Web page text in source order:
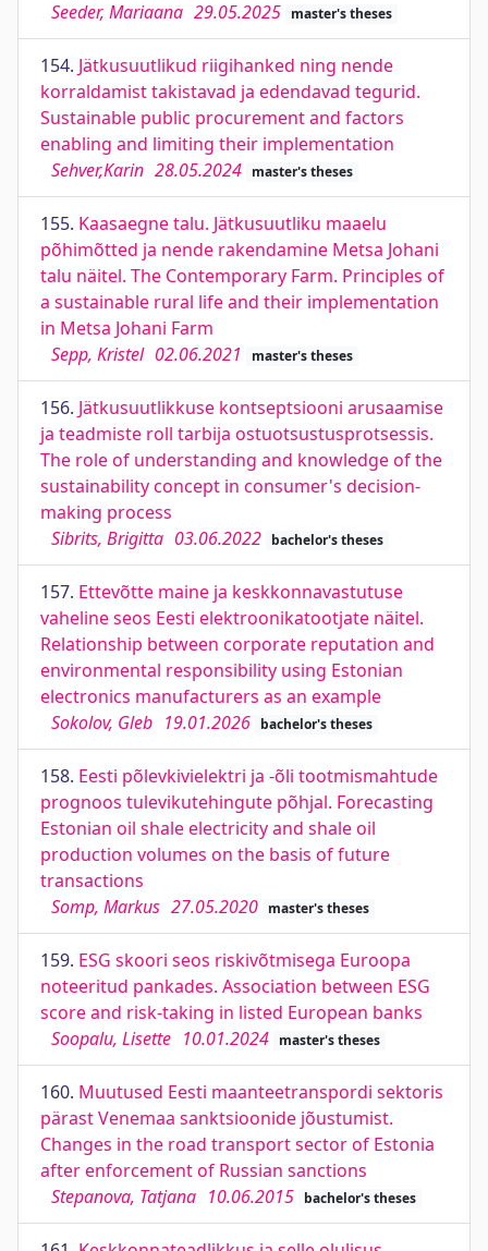
Seeder, Mariaana 29.05.2025 master's theses
154. Jätkusuutlikud riigihanked ning nende
korraldamist takistavad ja edendavad tegurid.
Sustainable public procurement and factors
enabling and limiting their implementation
Sehver,Karin 28.05.2024 master's theses
155. Kaasaegne talu. Jätkusuutliku maaelu
põhimõtted ja nende rakendamine Metsa Johani
talu näitel. The Contemporary Farm. Principles of
a sustainable rural life and their implementation
in Metsa Johani Farm
Sepp, Kristel 02.06.2021 master's theses
156. Jätkusuutlikkuse kontseptsiooni arusaamise
ja teadmiste roll tarbija ostuotsustusprotsessis.
The role of understanding and knowledge of the
sustainability concept in consumer's decision-
making process
Sibrits, Brigitta 03.06.2022 bachelor's theses
157. Ettevõtte maine ja keskkonnavastutuse
vaheline seos Eesti elektroonikatootjate näitel.
Relationship between corporate reputation and
environmental responsibility using Estonian
electronics manufacturers as an example
Sokolov, Gleb 19.01.2026 bachelor's theses
158. Eesti põlevkivielektri ja -õli tootmismahtude
prognoos tulevikutehingute põhjal. Forecasting
Estonian oil shale electricity and shale oil
production volumes on the basis of future
transactions
Somp, Markus 27.05.2020 master's theses
159. ESG skoori seos riskivõtmisega Euroopa
noteeritud pankades. Association between ESG
score and risk-taking in listed European banks
Soopalu, Lisette 10.01.2024 master's theses
160. Muutused Eesti maanteetranspordi sektoris
pärast Venemaa sanktsioonide jõustumist.
Changes in the road transport sector of Estonia
after enforcement of Russian sanctions
Stepanova, Tatjana 10.06.2015 bachelor's theses